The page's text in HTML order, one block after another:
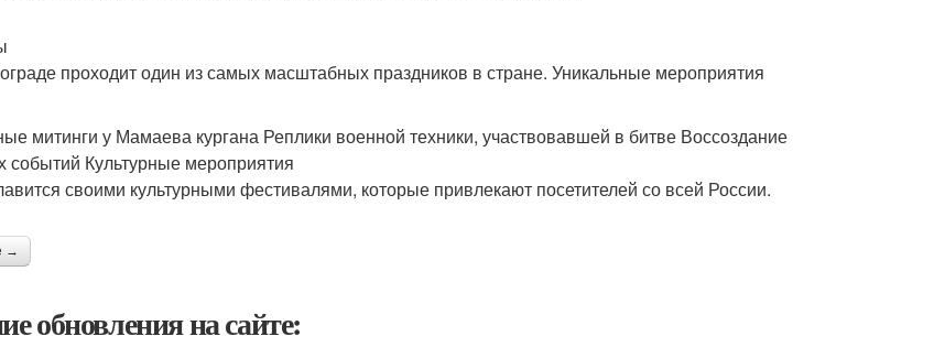
проходит один из самых масштабных праздников в стране. Уникальные мероприятия
митинги у Мамаева кургана Реплики военной техники, участвовавшей в битве Воссоздание
событий Культурные мероприятия
своими культурными фестивалями, которые привлекают посетителей со всей России.
→
обновления на сайте: